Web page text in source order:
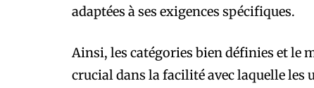
adaptées à ses exigences spécifiques.
Ainsi, les catégories bien définies et le
crucial dans la facilité avec laquelle les